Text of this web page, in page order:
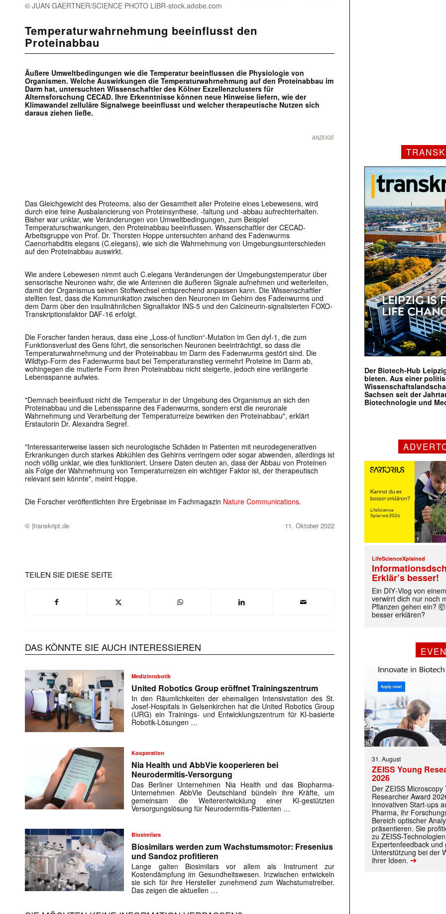
© JUAN GAERTNER/SCIENCE PHOTO LIBR-stock.adobe.com
Temperaturwahrnehmung beeinflusst den
Proteinabbau
Äußere Umweltbedingungen wie die Temperatur beeinflussen die Physiologie von
Organismen. Welche Auswirkungen die Temperaturwahrnehmung auf den Proteinabbau im
Darm hat, untersuchten Wissenschaftler des Kölner Exzellenzclusters für
Alternsforschung CECAD. Ihre Erkenntnisse können neue Hinweise liefern, wie der
Klimawandel zelluläre Signalwege beeinflusst und welcher therapeutische Nutzen sich
daraus ziehen ließe.
ANZEIGE
Das Gleichgewicht des Proteoms, also der Gesamtheit aller Proteine eines Lebewesens, wird
durch eine feine Ausbalancierung von Proteinsynthese, -faltung und -abbau aufrechterhalten.
Bisher war unklar, wie Veränderungen von Umweltbedingungen, zum Beispiel
Temperaturschwankungen, den Proteinabbau beeinflussen. Wissenschaftler der CECAD-
Arbeitsgruppe von Prof. Dr. Thorsten Hoppe untersuchten anhand des Fadenwurms
Caenorhabditis elegans (C.elegans), wie sich die Wahrnehmung von Umgebungsunterschieden
auf den Proteinabbau auswirkt.
Wie andere Lebewesen nimmt auch C.elegans Veränderungen der Umgebungstemperatur über
sensorische Neuronen wahr, die wie Antennen die äußeren Signale aufnehmen und weiterleiten,
damit der Organismus seinen Stoffwechsel entsprechend anpassen kann. Die Wissenschaftler
stellten fest, dass die Kommunikation zwischen den Neuronen im Gehirn des Fadenwurms und
dem Darm über den insulinähnlichen Signalfaktor INS-5 und den Calcineurin-signalisierten FOXO-
Transkriptionsfaktor DAF-16 erfolgt.
Die Forscher fanden heraus, dass eine „Loss-of function“-Mutation im Gen dyf-1, die zum
Funktionsverlust des Gens führt, die sensorischen Neuronen beeinträchtigt, so dass die
Temperaturwahrnehmung und der Proteinabbau im Darm des Fadenwurms gestört sind. Die
Wildtyp-Form des Fadenwurms baut bei Temperaturanstieg vermehrt Proteine im Darm ab,
wohingegen die mutierte Form ihren Proteinabbau nicht steigerte, jedoch eine verlängerte
Lebensspanne aufwies.
"Demnach beeinflusst nicht die Temperatur in der Umgebung des Organismus an sich den
Proteinabbau und die Lebensspanne des Fadenwurms, sondern erst die neuronale
Wahrnehmung und Verarbeitung der Temperaturreize bewirken den Proteinabbau", erklärt
Erstautorin Dr. Alexandra Segref.
"Interessanterweise lassen sich neurologische Schäden in Patienten mit neurodegenerativen
Erkrankungen durch starkes Abkühlen des Gehirns verringern oder sogar abwenden, allerdings ist
noch völlig unklar, wie dies funktioniert. Unsere Daten deuten an, dass der Abbau von Proteinen
als Folge der Wahrnehmung von Temperaturreizen ein wichtiger Faktor ist, der therapeutisch
relevant sein könnte", meint Hoppe.
Die Forscher veröffentlichten ihre Ergebnisse im Fachmagazin Nature Communications.
© |transkript.de 11. Oktober 2022
TEILEN SIE DIESE SEITE
DAS KÖNNTE SIE AUCH INTERESSIEREN
Medizinrobotik
United Robotics Group eröffnet Trainingszentrum
In den Räumlichkeiten der ehemaligen Intensivstation des St.
Josef-Hospitals in Gelsenkirchen hat die United Robotics Group
(URG) ein Trainings- und Entwicklungszentrum für KI-basierte
Robotik-Lösungen …
Kooperation
Nia Health und AbbVie kooperieren bei
Neurodermitis-Versorgung
Das Berliner Unternehmen Nia Health und das Biopharma-
Unternehmen AbbVie Deutschland bündeln ihre Kräfte, um
gemeinsam die Weiterentwicklung einer KI-gestützten
Versorgungslösung für Neurodermitis-Patienten …
Biosimilars
Biosimilars werden zum Wachstumsmotor: Fresenius
und Sandoz profitieren
Lange galten Biosimilars vor allem als Instrument zur
Kostendämpfung im Gesundheitswesen. Inzwischen entwickeln
sie sich für ihre Hersteller zunehmend zum Wachstumstreiber.
Das zeigen die aktuellen …
Der Biotech-Hub
bieten. Aus einer
Sachsen seit der
Biotechnologie und
LifeScienceXplained
Erklär’s besser!
Ein DIY‑Vlog von
verwirrt dich nur noch
Pflanzen gehen ein?
besser erklären?
31. August
ZEISS Young
2026
Der ZEISS Microscopy
Researcher Award
innovativen Start-ups
Pharma, ihr
Bereich optischer
präsentieren. Sie
zu ZEISS-
Expertenfeedback und
Unterstützung bei der
ihrer Ideen. ➔